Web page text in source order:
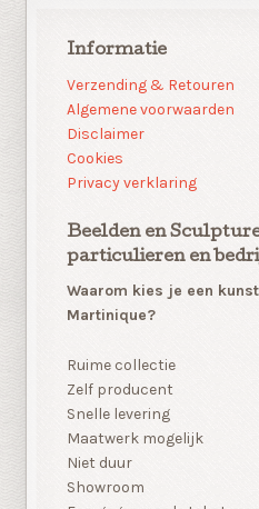
Informatie
Verzending & Retouren
Algemene voorwaarden
Disclaimer
Cookies
Privacy verklaring
Beelden en
particulieren en
Waarom kies je een
Martinique?
Ruime collectie
Zelf producent
Snelle levering
Maatwerk mogelijk
Niet duur
Showroom